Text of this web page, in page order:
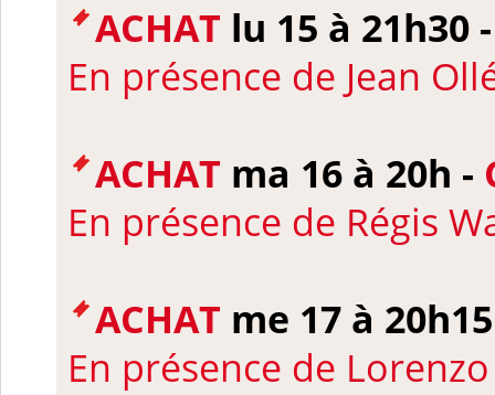
ACHAT lu 15 à 21h30
En présence de Jean
ACHAT ma 16 à 20h -
En présence de Régis
ACHAT me 17 à
En présence de